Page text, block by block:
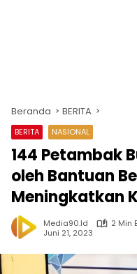
Beranda BERITA
BERITA NASIONAL
144 Petambak
oleh Bantuan
Meningkatkan
Media90.id
2 Min
Juni 21, 2023